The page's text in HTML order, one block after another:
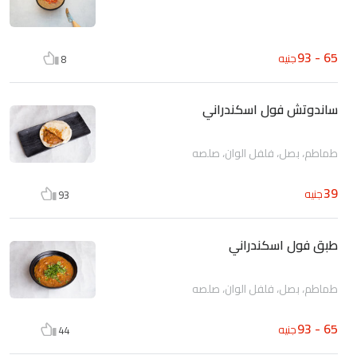
65 - 93 جنيه 8
ساندوتش فول اسكندراني
طماطم، بصل، فلفل الوان، صلصه
39جنيه 93
طبق فول اسكندراني
طماطم، بصل، فلفل الوان، صلصه
65 - 93 جنيه 44